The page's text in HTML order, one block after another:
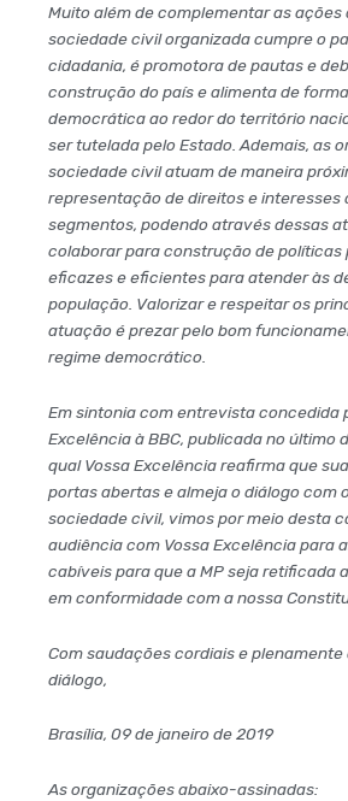
Muito além de complementar as ações
sociedade civil organizada cumpre o
cidadania, é promotora de pautas e
construção do país e alimenta de
democrática ao redor do território
ser tutelada pelo Estado. Ademais, as
sociedade civil atuam de maneira
representação de direitos e interesses
segmentos, podendo através dessas
colaborar para construção de políticas
eficazes e eficientes para atender às
população. Valorizar e respeitar os
atuação é prezar pelo bom
regime democrático.
Em sintonia com entrevista concedida
Excelência à BBC, publicada no último
qual Vossa Excelência reafirma que
portas abertas e almeja o diálogo com
sociedade civil, vimos por meio desta
audiência com Vossa Excelência para
cabíveis para que a MP seja retificada
em conformidade com a nossa
Com saudações cordiais e plenamente
diálogo,
Brasília, 09 de janeiro de 2019
As organizações abaixo-assinadas: